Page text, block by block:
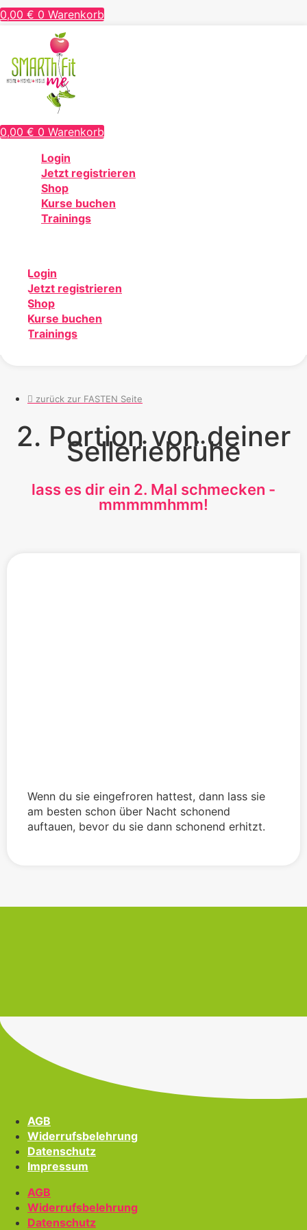
0,00 € 0 Warenkorb
0,00 € 0 Warenkorb
Login
Jetzt registrieren
Shop
Kurse buchen
Trainings
Login
Jetzt registrieren
Shop
Kurse buchen
Trainings
zurück zur FASTEN Seite
2. Portion von deiner
Selleriebrühe
lass es dir ein 2. Mal schmecken -
mmmmmhmm!
Wenn du sie eingefroren hattest, dann lass sie
am besten schon über Nacht schonend
auftauen, bevor du sie dann schonend erhitzt.
AGB
Widerrufsbelehrung
Datenschutz
Impressum
AGB
Widerrufsbelehrung
Datenschutz